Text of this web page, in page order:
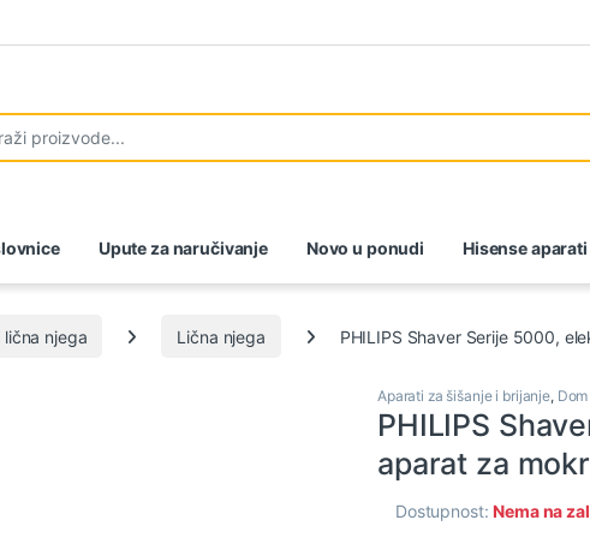
Upute za naručivanje Novo u ponudi Hisense aparati
lična njega Lična njega PHILIPS Shaver Serije 5000,
Aparati za šišanje i brijanje,
PHILIPS
aparat za
Dostupnost:Nema na